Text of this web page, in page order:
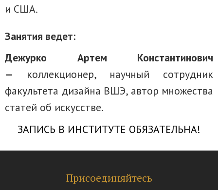
и США.
Занятия ведет:
Дежурко Артем Константинович
— коллекционер, научный сотрудник
факультета дизайна ВШЭ, автор множества
статей об искусстве.
ЗАПИСЬ В ИНСТИТУТЕ ОБЯЗАТЕЛЬНА!
Присоединяйтесь